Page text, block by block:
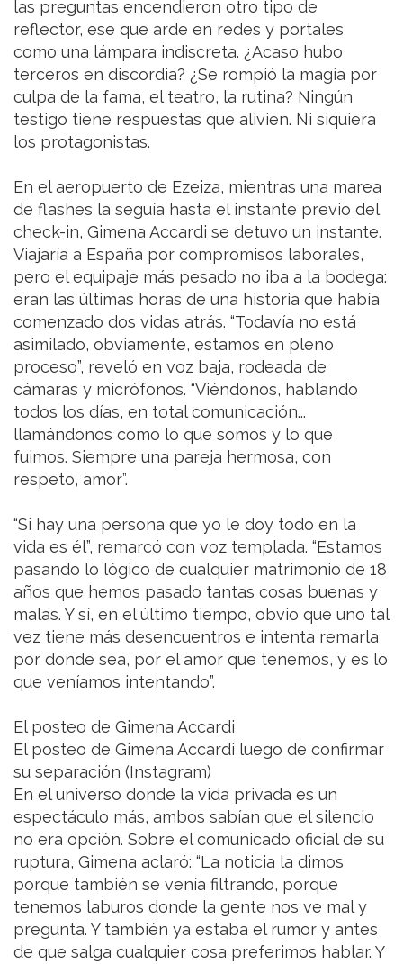
las preguntas encendieron otro tipo de
reflector, ese que arde en redes y portales
como una lámpara indiscreta. ¿Acaso hubo
terceros en discordia? ¿Se rompió la magia por
culpa de la fama, el teatro, la rutina? Ningún
testigo tiene respuestas que alivien. Ni siquiera
los protagonistas.
En el aeropuerto de Ezeiza, mientras una marea
de flashes la seguía hasta el instante previo del
check-in, Gimena Accardi se detuvo un instante.
Viajaría a España por compromisos laborales,
pero el equipaje más pesado no iba a la bodega:
eran las últimas horas de una historia que había
comenzado dos vidas atrás. “Todavía no está
asimilado, obviamente, estamos en pleno
proceso”, reveló en voz baja, rodeada de
cámaras y micrófonos. “Viéndonos, hablando
todos los días, en total comunicación...
llamándonos como lo que somos y lo que
fuimos. Siempre una pareja hermosa, con
respeto, amor”.
“Si hay una persona que yo le doy todo en la
vida es él”, remarcó con voz templada. “Estamos
pasando lo lógico de cualquier matrimonio de 18
años que hemos pasado tantas cosas buenas y
malas. Y sí, en el último tiempo, obvio que uno tal
vez tiene más desencuentros e intenta remarla
por donde sea, por el amor que tenemos, y es lo
que veníamos intentando”.
El posteo de Gimena Accardi
El posteo de Gimena Accardi luego de confirmar
su separación (Instagram)
En el universo donde la vida privada es un
espectáculo más, ambos sabían que el silencio
no era opción. Sobre el comunicado oficial de su
ruptura, Gimena aclaró: “La noticia la dimos
porque también se venía filtrando, porque
tenemos laburos donde la gente nos ve mal y
pregunta. Y también ya estaba el rumor y antes
de que salga cualquier cosa preferimos hablar. Y